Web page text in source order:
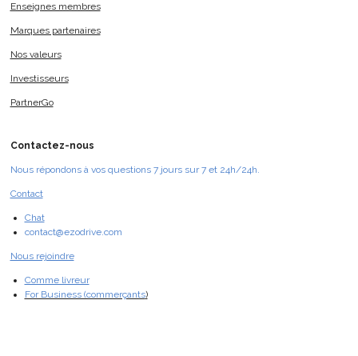
Enseignes membres
Marques partenaires
Nos valeurs
Investisseurs
PartnerGo
Contactez-nous
Nous répondons à vos questions 7 jours sur 7 et 24h/24h.
Contact
Chat
contact@ezodrive.com
Nous rejoindre
Comme livreur
For Business (commerçants)